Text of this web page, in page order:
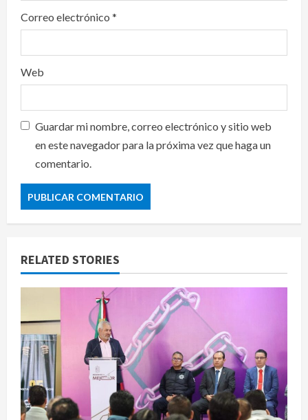
Correo electrónico *
Web
Guardar mi nombre, correo electrónico y sitio web
en este navegador para la próxima vez que haga un
comentario.
RELATED STORIES